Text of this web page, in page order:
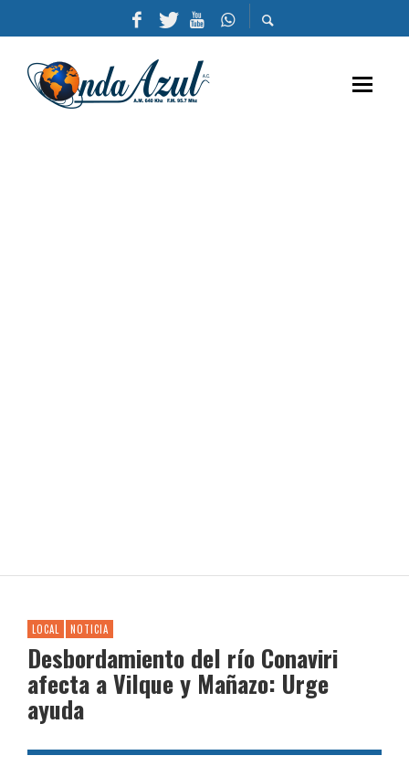
LOCAL NOTICIA
Desbordamiento del río Conaviri
afecta a Vilque y Mañazo: Urge
ayuda